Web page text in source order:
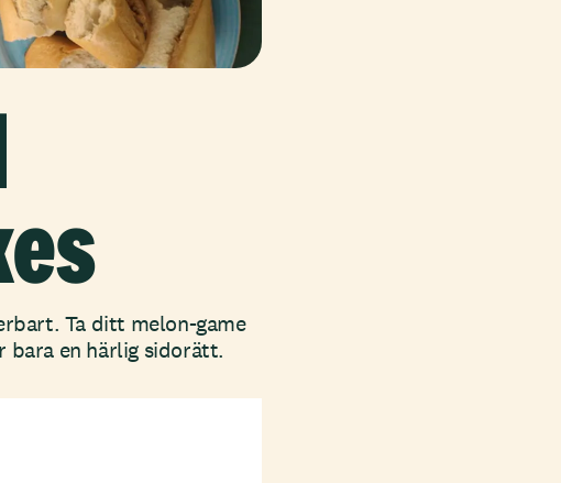
Ta ditt melon-game
bara en härlig sidorätt.